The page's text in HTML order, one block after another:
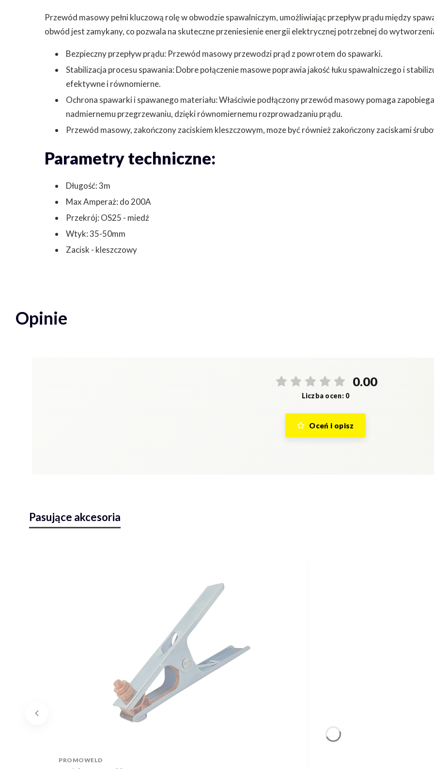
Przewód masowy pełni kluczową rolę w obwodzie spawalniczym, umożliwiając przepływ prądu między
obwód jest zamykany, co pozwala na skuteczne przeniesienie energii elektrycznej potrzebnej do
Bezpieczny przepływ prądu: Przewód masowy przewodzi prąd z powrotem do spawarki.
Stabilizacja procesu spawania: Dobre połączenie masowe poprawia jakość łuku spawalniczego i
efektywne i równomierne.
Ochrona spawarki i spawanego materiału: Właściwie podłączony przewód masowy pomaga
nadmiernemu przegrzewaniu, dzięki równomiernemu rozprowadzaniu prądu.
Przewód masowy, zakończony zaciskiem kleszczowym, moze być również zakończony zaciskami
Parametry techniczne:
Długość: 3m
Max Amperaż: do 200A
Przekrój: OS25 - miedź
Wtyk: 35-50mm
Zacisk - kleszczowy
Opinie
0.00
Liczba ocen: 0
Oceń i opisz
Pasujące akcesoria
PRODUCENT
PROMOWELD